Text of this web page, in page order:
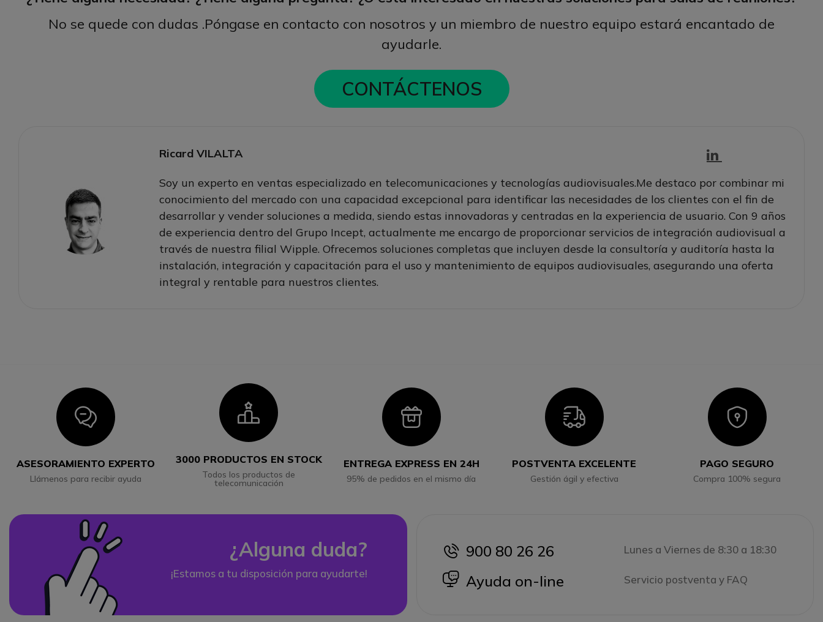
No se quede con dudas .Póngase en contacto con nosotros y un miembro de nuestro equipo estará encantado de
ayudarle.
CONTÁCTENOS
Ricard VILALTA
Soy un experto en ventas especializado en telecomunicaciones y tecnologías audiovisuales.Me destaco por combinar mi
conocimiento del mercado con una capacidad excepcional para identificar las necesidades de los clientes con el fin de
desarrollar y vender soluciones a medida, siendo estas innovadoras y centradas en la experiencia de usuario. Con 9 años
de experiencia dentro del Grupo Incept, actualmente me encargo de proporcionar servicios de integración audiovisual a
través de nuestra filial Wipple. Ofrecemos soluciones completas que incluyen desde la consultoría y auditoría hasta la
instalación, integración y capacitación para el uso y mantenimiento de equipos audiovisuales, asegurando una oferta
integral y rentable para nuestros clientes.
Icon
ASESORAMIENTO EXPERTO
Llámenos para recibir ayuda
Icon
3000 PRODUCTOS EN STOCK
Todos los productos de
telecomunicación
Icon
ENTREGA EXPRESS EN 24H
95% de pedidos en el mismo día
Icon
POSTVENTA EXCELENTE
Gestión ágil y efectiva
Icon
PAGO SEGURO
Compra 100% segura
¿Alguna duda?
¡Estamos a tu disposición para ayudarte!
icon
900 80 26 26 Lunes a Viernes de 8:30 a 18:30
icon
Ayuda on-line Servicio postventa y FAQ